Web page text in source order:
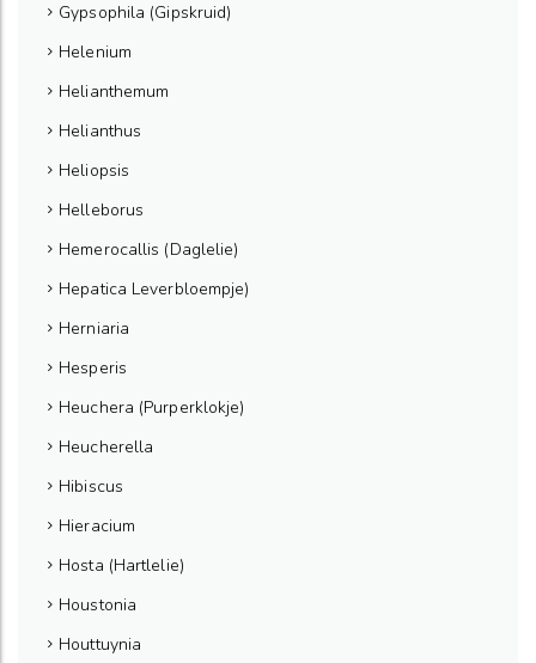
Gypsophila (Gipskruid)
Helenium
Helianthemum
Helianthus
Heliopsis
Helleborus
Hemerocallis (Daglelie)
Hepatica Leverbloempje)
Herniaria
Hesperis
Heuchera (Purperklokje)
Heucherella
Hibiscus
Hieracium
Hosta (Hartlelie)
Houstonia
Houttuynia